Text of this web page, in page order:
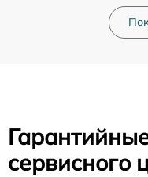
сервисного